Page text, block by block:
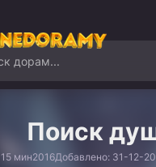
Поиск
15 мин2016Добавлено: 31-12-